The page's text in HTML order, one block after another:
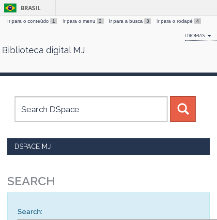
Skip
BRASIL
Ir para o conteúdo 1 Ir para o menu 2 Ir para a busca 3 Ir para o rodapé 4
IDIOMAS
Biblioteca digital MJ
DSPACE MJ
SEARCH
Search: